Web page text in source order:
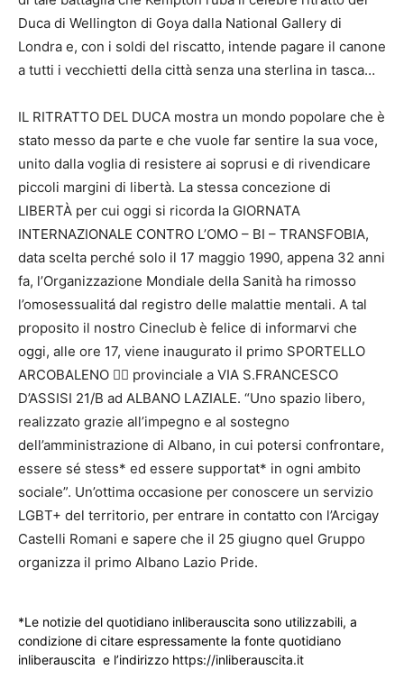
Duca di Wellington di Goya dalla National Gallery di
Londra e, con i soldi del riscatto, intende pagare il canone
a tutti i vecchietti della città senza una sterlina in tasca…
IL RITRATTO DEL DUCA mostra un mondo popolare che è
stato messo da parte e che vuole far sentire la sua voce,
unito dalla voglia di resistere ai soprusi e di rivendicare
piccoli margini di libertà. La stessa concezione di
LIBERTÀ per cui oggi si ricorda la GIORNATA
INTERNAZIONALE CONTRO L’OMO – BI – TRANSFOBIA,
data scelta perché solo il 17 maggio 1990, appena 32 anni
fa, l’Organizzazione Mondiale della Sanità ha rimosso
l’omosessualitá dal registro delle malattie mentali. A tal
proposito il nostro Cineclub è felice di informarvi che
oggi, alle ore 17, viene inaugurato il primo SPORTELLO
ARCOBALENO 🏳️‍🌈 provinciale a VIA S.FRANCESCO
D’ASSISI 21/B ad ALBANO LAZIALE. “Uno spazio libero,
realizzato grazie all’impegno e al sostegno
dell’amministrazione di Albano, in cui potersi confrontare,
essere sé stess* ed essere supportat* in ogni ambito
sociale”. Un’ottima occasione per conoscere un servizio
LGBT+ del territorio, per entrare in contatto con l’Arcigay
Castelli Romani e sapere che il 25 giugno quel Gruppo
organizza il primo Albano Lazio Pride.
*Le notizie del quotidiano inliberauscita sono utilizzabili, a
condizione di citare espressamente la fonte quotidiano
inliberauscita e l’indirizzo https://inliberauscita.it